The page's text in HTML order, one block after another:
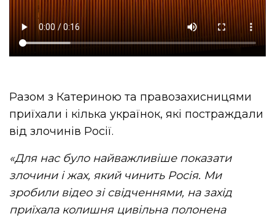
Разом з Катериною та правозахисницями
приїхали і кілька українок, які постраждали
від злочинів Росії.
«Для нас було найважливіше показати
злочини і жах, який чинить Росія. Ми
зробили відео зі свідченнями, на захід
приїхала колишня цивільна полонена